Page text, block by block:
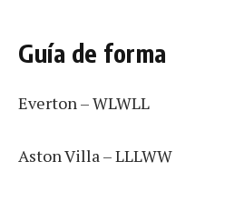
Guía de forma
Everton – WLWLL
Aston Villa – LLLWW